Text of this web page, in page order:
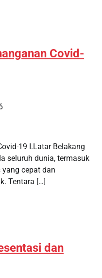
Covid-
19 I.Latar Belakang
seluruh dunia, termasuk
yang cepat dan
Tentara […]
dan